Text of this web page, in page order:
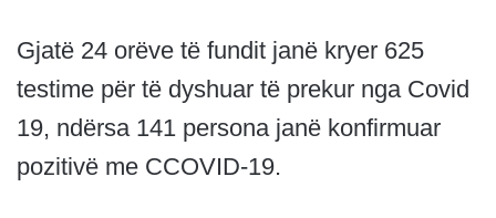
Gjatë 24 orëve të fundit janë kryer 625
testime për të dyshuar të prekur nga Covid
19, ndërsa 141 persona janë konfirmuar
pozitivë me CCOVID-19.